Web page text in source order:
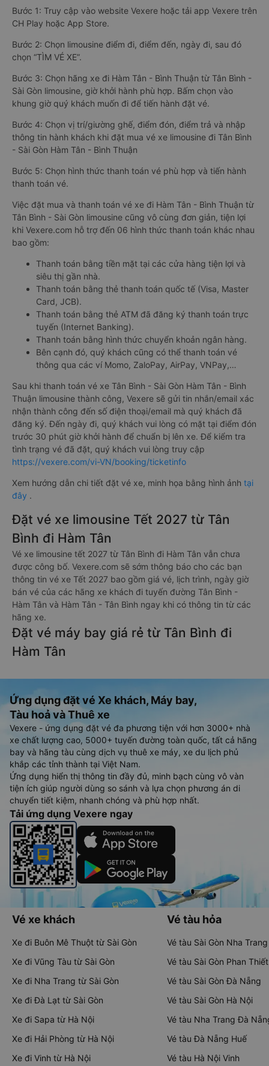
Bước 1: Truy cập vào website Vexere hoặc tải app Vexere trên
CH Play hoặc App Store.
Bước 2: Chọn limousine điểm đi, điểm đến, ngày đi, sau đó
chọn “TÌM VÉ XE”.
Bước 3: Chọn hãng xe đi Hàm Tân - Bình Thuận từ Tân Bình -
Sài Gòn limousine, giờ khởi hành phù hợp. Bấm chọn vào
khung giờ quý khách muốn đi để tiến hành đặt vé.
Bước 4: Chọn vị trí/giường ghế, điểm đón, điểm trả và nhập
thông tin hành khách khi đặt mua vé xe limousine đi Tân Bình
- Sài Gòn Hàm Tân - Bình Thuận
Bước 5: Chọn hình thức thanh toán vé phù hợp và tiến hành
thanh toán vé.
Việc đặt mua và thanh toán vé xe đi Hàm Tân - Bình Thuận từ
Tân Bình - Sài Gòn limousine cũng vô cùng đơn giản, tiện lợi
khi Vexere.com hỗ trợ đến 06 hình thức thanh toán khác nhau
bao gồm:
Thanh toán bằng tiền mặt tại các cửa hàng tiện lợi và
siêu thị gần nhà.
Thanh toán bằng thẻ thanh toán quốc tế (Visa, Master
Card, JCB).
Thanh toán bằng thẻ ATM đã đăng ký thanh toán trực
tuyến (Internet Banking).
Thanh toán bằng hình thức chuyển khoản ngân hàng.
Bên cạnh đó, quý khách cũng có thể thanh toán vé
thông qua các ví Momo, ZaloPay, AirPay, VNPay,…
Sau khi thanh toán vé xe Tân Bình - Sài Gòn Hàm Tân - Bình
Thuận limousine thành công, Vexere sẽ gửi tin nhắn/email xác
nhận thành công đến số điện thoại/email mà quý khách đã
đăng ký. Đến ngày đi, quý khách vui lòng có mặt tại điểm đón
trước 30 phút giờ khởi hành để chuẩn bị lên xe. Để kiểm tra
tình trạng vé đã đặt, quý khách vui lòng truy cập
https://vexere.com/vi-VN/booking/ticketinfo
Xem hướng dẫn chi tiết đặt vé xe, minh họa bằng hình ảnh tại
đây .
Đặt vé xe limousine Tết 2027 từ Tân
Bình đi Hàm Tân
Vé xe limousine tết 2027 từ Tân Bình đi Hàm Tân vẫn chưa
được công bố. Vexere.com sẽ sớm thông báo cho các bạn
thông tin vé xe Tết 2027 bao gồm giá vé, lịch trình, ngày giờ
bán vé của các hãng xe khách đi tuyến đường Tân Bình -
Hàm Tân và Hàm Tân - Tân Bình ngay khi có thông tin từ các
hãng xe.
Đặt vé máy bay giá rẻ từ Tân Bình đi
Hàm Tân
Ứng dụng đặt vé Xe khách, Máy bay,
Tàu hoả và Thuê xe
Vexere - ứng dụng đặt vé đa phương tiện với hơn 3000+ nhà
xe chất lượng cao, 5000+ tuyến đường toàn quốc, tất cả hãng
bay và hãng tàu cùng dịch vụ thuê xe máy, xe du lịch phủ
khắp các tỉnh thành tại Việt Nam.
Ứng dụng hiển thị thông tin đầy đủ, minh bạch cùng vô vàn
tiện ích giúp người dùng so sánh và lựa chọn phương án di
chuyển tiết kiệm, nhanh chóng và phù hợp nhất.
Tải ứng dụng Vexere ngay
Vé xe khách
Xe đi Buôn Mê Thuột từ Sài Gòn
Xe đi Vũng Tàu từ Sài Gòn
Xe đi Nha Trang từ Sài Gòn
Xe đi Đà Lạt từ Sài Gòn
Xe đi Sapa từ Hà Nội
Xe đi Hải Phòng từ Hà Nội
Xe đi Vinh từ Hà Nội
Vé tàu hỏa
Vé tàu Sài Gòn Nha Trang
Vé tàu Sài Gòn Phan Thiết
Vé tàu Sài Gòn Đà Nẵng
Vé tàu Sài Gòn Hà Nội
Vé tàu Nha Trang Đà
Vé tàu Đà Nẵng Huế
Vé tàu Hà Nội Vinh